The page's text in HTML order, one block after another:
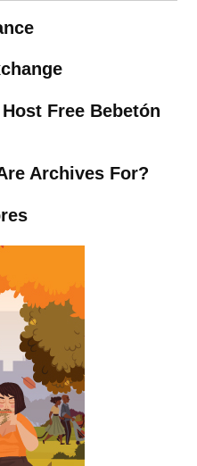
Free Bebetón
Archives For?